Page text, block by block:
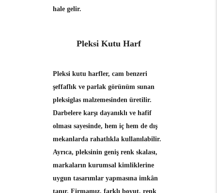
hale gelir.
Pleksi Kutu Harf
Pleksi kutu harfler, cam benzeri
şeffaflık ve parlak görünüm sunan
pleksiglas malzemesinden üretilir.
Darbelere karşı dayanıklı ve hafif
olması sayesinde, hem iç hem de dış
mekanlarda rahatlıkla kullanılabilir.
Ayrıca, pleksinin geniş renk skalası,
markaların kurumsal kimliklerine
uygun tasarımlar yapmasına imkân
tanır. Firmamız, farklı boyut, renk